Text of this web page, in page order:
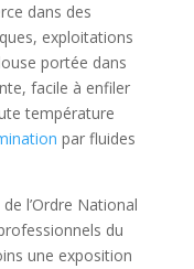
dans des
exploitations
portée dans
facile à enfiler
température
par fluides
l’Ordre National
du
une exposition